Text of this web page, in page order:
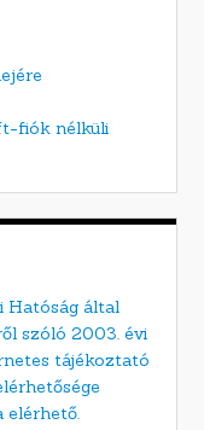
fiók nélküli
Hatóság által
szóló 2003. évi
tájékoztató